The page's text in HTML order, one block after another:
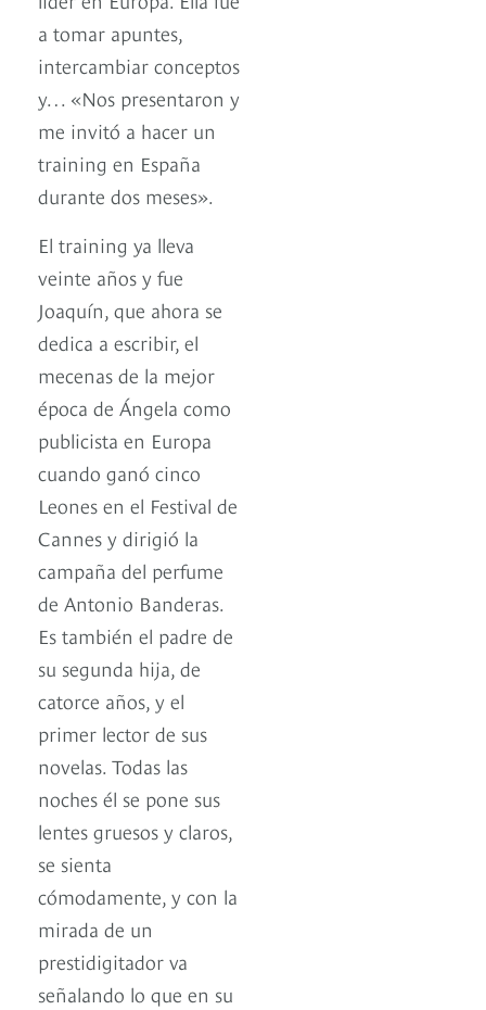
a tomar apuntes,
intercambiar conceptos
y… «Nos presentaron y
me invitó a hacer un
training en España
durante dos meses».
El training ya lleva
veinte años y fue
Joaquín, que ahora se
dedica a escribir, el
mecenas de la mejor
época de Ángela como
publicista en Europa
cuando ganó cinco
Leones en el Festival de
Cannes y dirigió la
campaña del perfume
de Antonio Banderas.
Es también el padre de
su segunda hija, de
catorce años, y el
primer lector de sus
novelas. Todas las
noches él se pone sus
lentes gruesos y claros,
se sienta
cómodamente, y con la
mirada de un
prestidigitador va
señalando lo que en su